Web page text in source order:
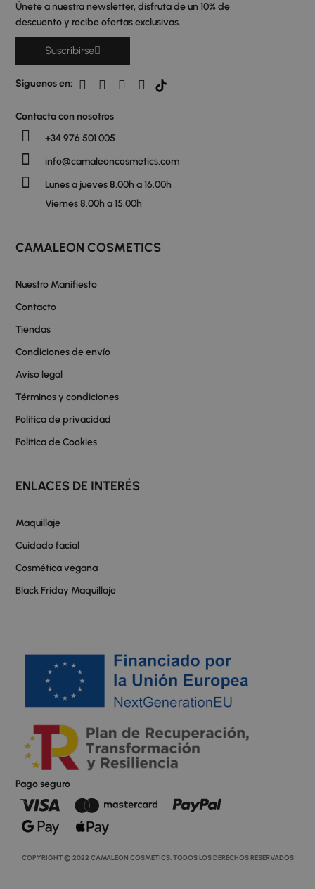
Únete a nuestra newsletter, disfruta de un 10% de
descuento y recibe ofertas exclusivas.
Suscribirse
Siguenos en:
Contacta con nosotros
+34 976 501 005
info@camaleoncosmetics.com
Lunes a jueves 8.00h a 16.00h
Viernes 8.00h a 15.00h
CAMALEON COSMETICS
Nuestro Manifiesto
Contacto
Tiendas
Condiciones de envío
Aviso legal
Términos y condiciones
Política de privacidad
Política de Cookies
ENLACES DE INTERÉS
Maquillaje
Cuidado facial
Cosmética vegana
Black Friday Maquillaje
Pago seguro
COPYRIGHT © 2022 CAMALEON COSMETICS. TODOS LOS DERECHOS RESERVADOS